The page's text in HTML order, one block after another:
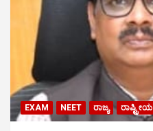
EXAM NEET ರಾಜ್ಯ ರಾಷ್ಟ್ರೀಯ